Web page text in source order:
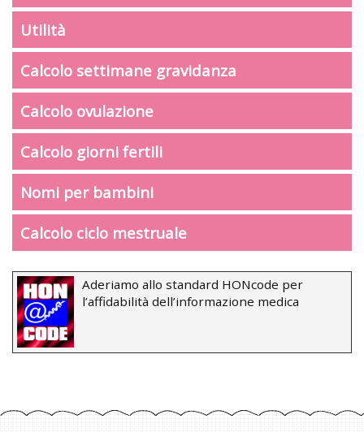
Utilità
Calcolo settimane gravidanza
Calcolo ovulazione
Calcolo giorni fertili
Nomi per bambini
Calcolo ciclo mestruale
Aderiamo allo standard HONcode per
l’affidabilità dell’informazione medica